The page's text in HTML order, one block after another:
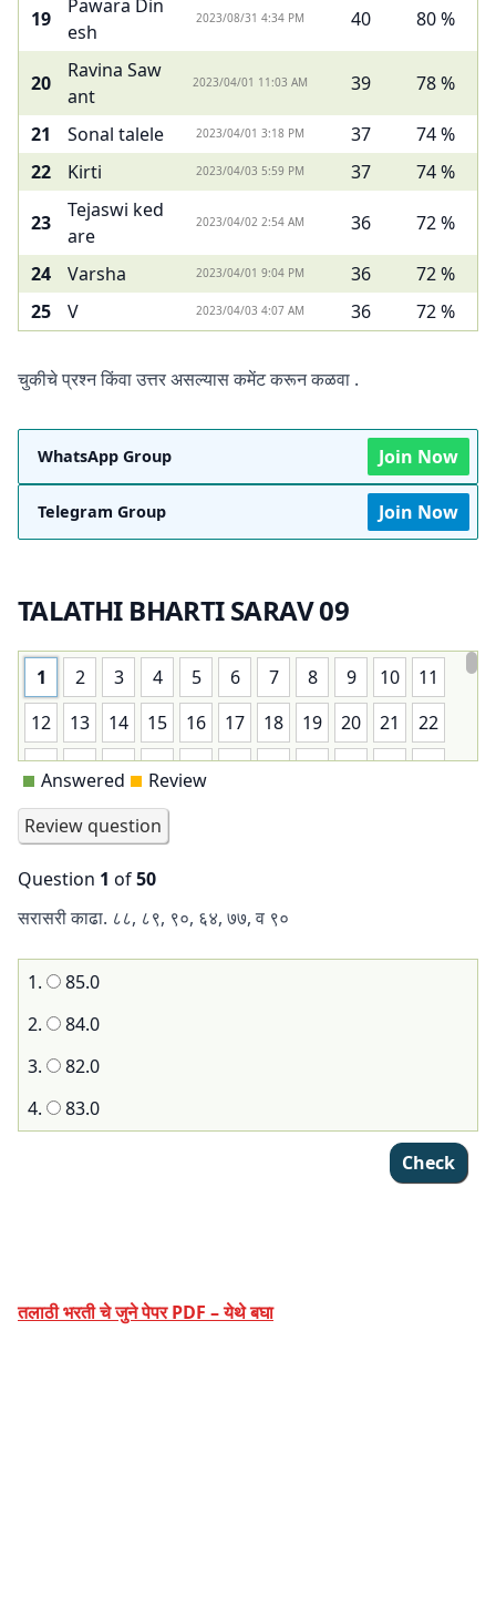
19
Pawara Din
esh
2023/08/31 4:34 PM 40 80 %
20
Ravina Saw
ant
2023/04/01 11:03 AM 39 78 %
21 Sonal talele 2023/04/01 3:18 PM 37
74 %
22
Kirti 2023/04/03 5:59 PM 37 74 %
23
Tejaswi ked
are
2023/04/02 2:54 AM 36 72 %
24 Varsha 2023/04/01 9:04 PM 36
72 %
25
V 2023/04/03 4:07 AM 36 72 %
चुकीचे प्रश्न किंवा उत्तर असल्यास कमेंट करून कळवा .
WhatsApp Group Join Now
Telegram Group Join Now
TALATHI BHARTI SARAV 09
1 2 3 4 5 6 7 8 9 10
11
12
13 14 15 16 17 18 19 20 21
22
23
24 25 26 27 28 29 30 31 32
33
34
35 36 37
Answered Review
Question 1 of50
सरासरी काढा. ८८, ८९, ९०, ६४, ७७, व ९०
1.
85.0
2.
84.0
3.
82.0
4.
83.0
तलाठी भरती चे जुने पेपर PDF – येथे बघा